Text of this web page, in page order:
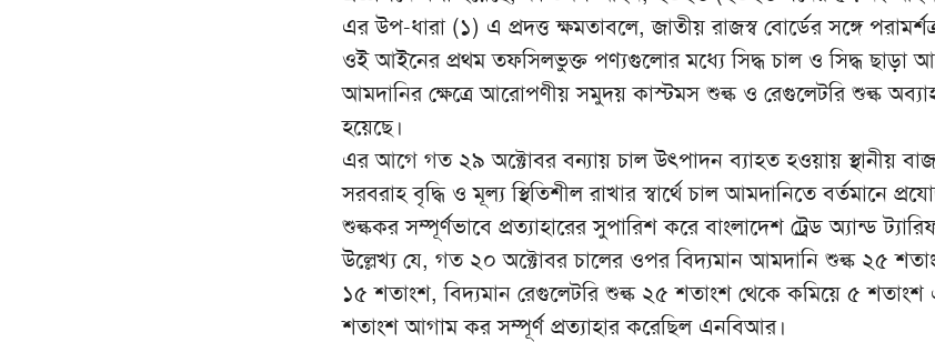
এর উপ-ধারা (১) এ প্রদত্ত ক্ষমতাবলে, জাতীয় রাজস্ব বোর্ডের সঙ্গে
ওই আইনের প্রথম তফসিলভুক্ত পণ্যগুলোর মধ্যে সিদ্ধ চাল ও সিদ্ধ ছাড়া
আমদানির ক্ষেত্রে আরোপণীয় সমুদয় কাস্টমস শুল্ক ও রেগুলেটরি শুল্ক
হয়েছে।
এর আগে গত ২৯ অক্টোবর বন্যায় চাল উৎপাদন ব্যাহত হওয়ায় স্থানীয়
সরবরাহ বৃদ্ধি ও মূল্য স্থিতিশীল রাখার স্বার্থে চাল আমদানিতে বর্তমানে
শুল্ককর সম্পূর্ণভাবে প্রত্যাহারের সুপারিশ করে বাংলাদেশ ট্রেড অ্যান্ড
উল্লেখ্য যে, গত ২০ অক্টোবর চালের ওপর বিদ্যমান আমদানি শুল্ক ২৫
১৫ শতাংশ, বিদ্যমান রেগুলেটরি শুল্ক ২৫ শতাংশ থেকে কমিয়ে ৫ শতাংশ
শতাংশ আগাম কর সম্পূর্ণ প্রত্যাহার করেছিল এনবিআর।